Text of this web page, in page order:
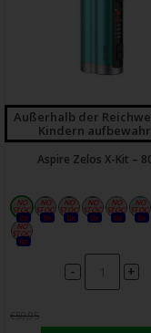
Außerhalb der
Kindern
Aspire Zelos X-Kit –
0x 0x 0x 0x 0x 0x
0x
- +
€59,95